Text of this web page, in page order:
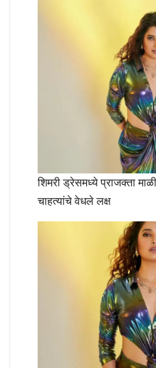
शिमरी ड्रेसमध्ये प्राजक्ता
चाहत्यांचे वेधले लक्ष